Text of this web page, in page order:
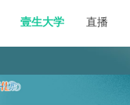
壹生大学 直播